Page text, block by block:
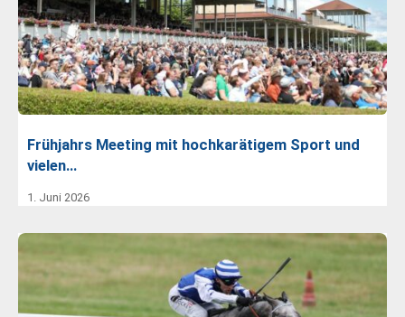
Frühjahrs Meeting mit hochkarätigem Sport und
vielen…
1. Juni 2026